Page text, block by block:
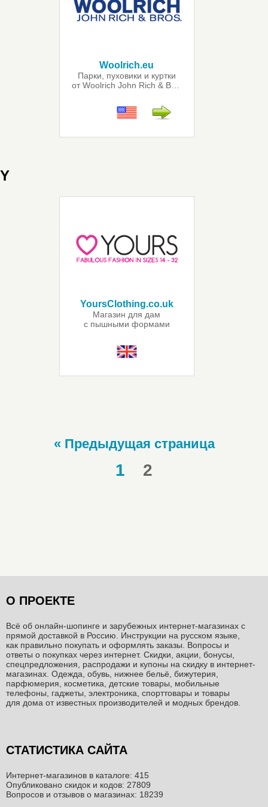
Woolrich.eu
Парки, пуховики и куртки
от Woolrich John Rich & Bros
Y
YoursClothing.co.uk
Магазин для дам
с пышными формами
« Предыдущая страница
1 2
О ПРОЕКТЕ
Всё об онлайн-шопинге и зарубежных интернет-магазинах c
прямой доставкой в Россию. Инструкции на русском языке,
как правильно покупать и оформлять заказы. Вопросы и
ответы о покупках через интернет. Скидки, акции, бонусы,
спецпредложения, распродажи и купоны на скидку в интернет-
магазинах. Одежда, обувь, нижнее бельё, бижутерия,
парфюмерия, косметика, детские товары, мобильные
телефоны, гаджеты, электроника, спорттовары и товары
для дома от известных производителей и модных брендов.
СТАТИСТИКА САЙТА
Интернет-магазинов в каталоге: 415
Опубликовано скидок и кодов: 27809
Вопросов и отзывов о магазинах: 18239